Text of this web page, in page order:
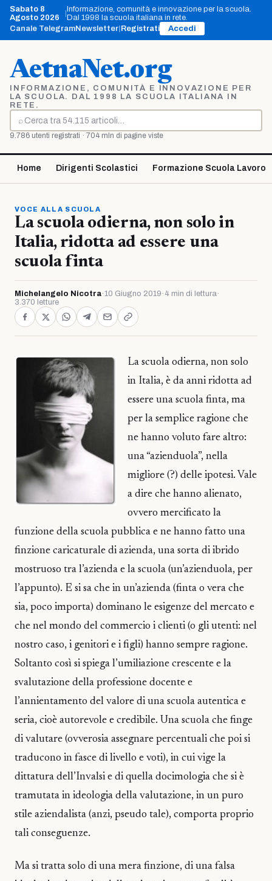
Vai
contenuto
Sabato 8
Agosto 2026
Informazione, comunità e innovazione per la scuola.
Dal 1998 la scuola italiana in rete.
Canale TelegramNewsletter Registrati Accedi
AetnaNet.org
INFORMAZIONE, COMUNITÀ E INNOVAZIONE PER
LA SCUOLA. DAL 1998 LA SCUOLA ITALIANA IN
RETE.
⌕
Cerca
9.786 utenti registrati · 704 mln di pagine viste
Home Dirigenti Scolastici Formazione Scuola Lavoro
VOCE ALLA SCUOLA
La scuola odierna, non solo in
Italia, ridotta ad essere una
scuola finta
Michelangelo Nicotra·10 Giugno 2019 · 4 min di lettura·
3.370 letture
La scuola odierna, non solo
in Italia, è da anni ridotta ad
essere una scuola finta, ma
per la semplice ragione che
ne hanno voluto fare altro:
una “azienduola”, nella
migliore (?) delle ipotesi. Vale
a dire che hanno alienato,
ovvero mercificato la
funzione della scuola pubblica e ne hanno fatto una
finzione caricaturale di azienda, una sorta di ibrido
mostruoso tra l’azienda e la scuola (un’azienduola, per
l’appunto). E si sa che in un’azienda (finta o vera che
sia, poco importa) dominano le esigenze del mercato e
che nel mondo del commercio i clienti (o gli utenti: nel
nostro caso, i genitori e i figli) hanno sempre ragione.
Soltanto così si spiega l’umiliazione crescente e la
svalutazione della professione docente e
l’annientamento del valore di una scuola autentica e
seria, cioè autorevole e credibile. Una scuola che finge
di valutare (ovverosia assegnare percentuali che poi si
traducono in fasce di livello e voti), in cui vige la
dittatura dell’Invalsi e di quella docimologia che si è
tramutata in ideologia della valutazione, in un puro
stile aziendalista (anzi, pseudo tale), comporta proprio
tali conseguenze.
Ma si tratta solo di una mera finzione, di una falsa